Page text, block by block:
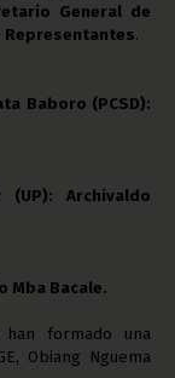
General de
Representantes.
Baboro (PCSD):
Archivaldo
Mba Bacale.
formado una
Obiang Nguema